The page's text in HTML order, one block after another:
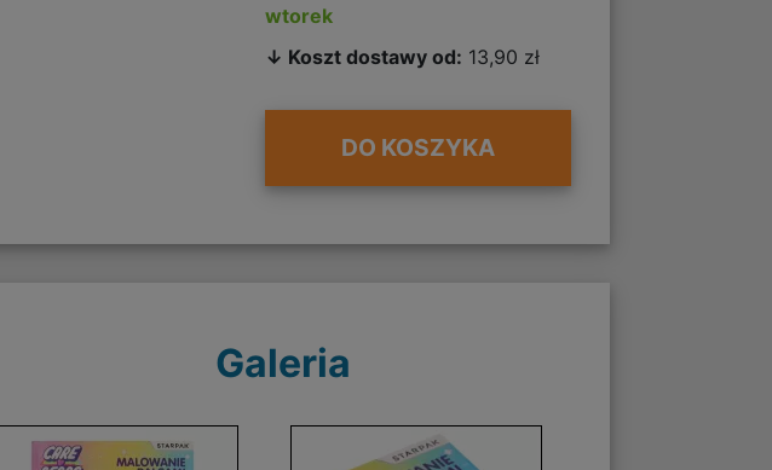
wtorek
↓ Koszt dostawy od: 13,90 zł
DO KOSZYKA
Galeria